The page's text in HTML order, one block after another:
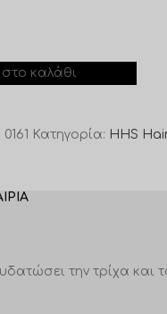
καλάθι
0161 Κατηγορία: HHS
την τρίχα και